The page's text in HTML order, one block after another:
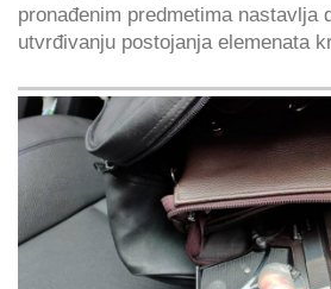
pronađenim predmetima nastavlja
utvrđivanju postojanja elemenata